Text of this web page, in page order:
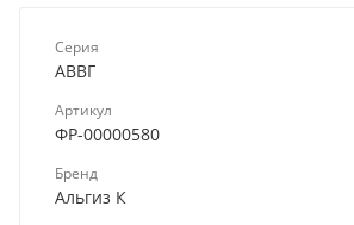
Серия
АВВГ
Артикул
ФР-00000580
Бренд
Альгиз К